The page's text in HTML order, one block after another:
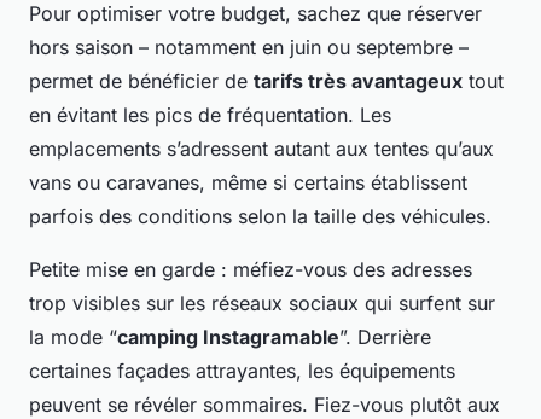
Pour optimiser votre budget, sachez que réserver
hors saison – notamment en juin ou septembre –
permet de bénéficier de tarifs très avantageux tout
en évitant les pics de fréquentation. Les
emplacements s’adressent autant aux tentes qu’aux
vans ou caravanes, même si certains établissent
parfois des conditions selon la taille des véhicules.
Petite mise en garde : méfiez-vous des adresses
trop visibles sur les réseaux sociaux qui surfent sur
la mode “camping Instagramable”. Derrière
certaines façades attrayantes, les équipements
peuvent se révéler sommaires. Fiez-vous plutôt aux